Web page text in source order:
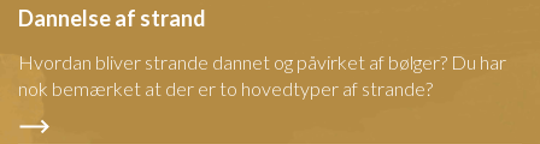
Dannelse af strand
Hvordan bliver strande dannet og påvirket af bølger? Du har
nok bemærket at der er to hovedtyper af strande?